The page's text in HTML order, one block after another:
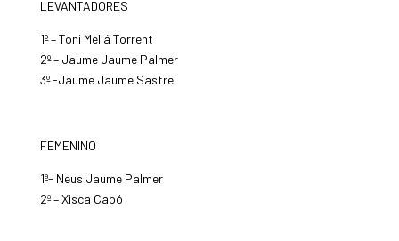
LEVANTADORES
1º – Toni Meliá Torrent
2º – Jaume Jaume Palmer
3º -Jaume Jaume Sastre
FEMENINO
1ª- Neus Jaume Palmer
2ª – Xisca Capó